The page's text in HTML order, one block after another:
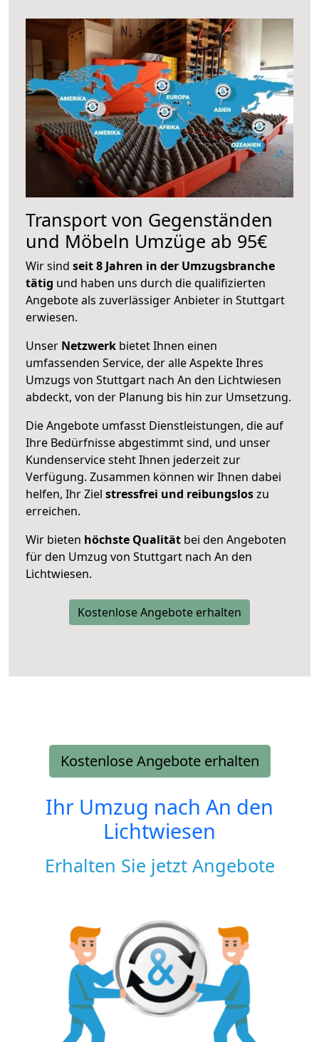
Transport von Gegenständen
und Möbeln Umzüge ab 95€
Wir sind seit 8 Jahren in der Umzugsbranche
tätig und haben uns durch die qualifizierten
Angebote als zuverlässiger Anbieter in Stuttgart
erwiesen.
Unser Netzwerk bietet Ihnen einen
umfassenden Service, der alle Aspekte Ihres
Umzugs von Stuttgart nach An den Lichtwiesen
abdeckt, von der Planung bis hin zur Umsetzung.
Die Angebote umfasst Dienstleistungen, die auf
Ihre Bedürfnisse abgestimmt sind, und unser
Kundenservice steht Ihnen jederzeit zur
Verfügung. Zusammen können wir Ihnen dabei
helfen, Ihr Ziel stressfrei und reibungsloszu
erreichen.
Wir bieten höchste Qualität bei den Angeboten
für den Umzug von Stuttgart nach An den
Lichtwiesen.
Kostenlose Angebote erhalten
Kostenlose Angebote erhalten
Ihr Umzug nach An den
Lichtwiesen
Erhalten Sie jetzt Angebote